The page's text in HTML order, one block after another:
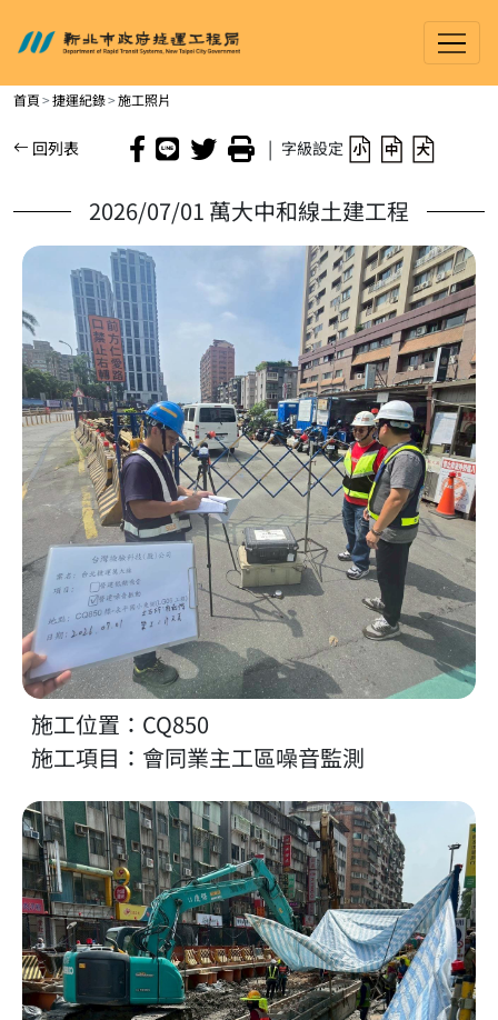
進入內容區塊
新北市政府捷運工程局
首頁 捷運紀錄 施工照片
| 字級設定
回列表
2026/07/01 萬大中和線土建工程
放大照片 施工位置：CQ850／施工項目：會同業主工區噪音
施工位置：CQ850
施工項目：會同業主工區噪音監測
放大照片 施工位置：CQ860／施工項目：中避線第1-2單元